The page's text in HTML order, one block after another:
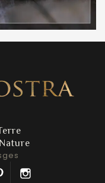
Pinterest